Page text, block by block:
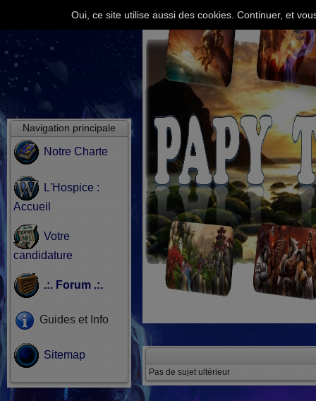
Navigation principale
Notre Charte
L'Hospice :
Accueil
Votre
candidature
.:. Forum .:.
Guides et Info
Sitemap
Pas de sujet ultérieur
Oui, ce site utilise aussi des cookies. Continuer, et